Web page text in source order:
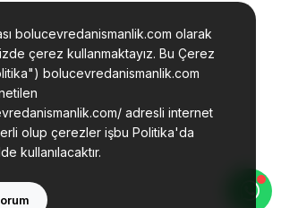
bolucevredanismanlik.com olarak
çerez kullanmaktayız. Bu Çerez
bolucevredanismanlik.com
adresli internet
olup çerezler işbu Politika'da
kullanılacaktır.